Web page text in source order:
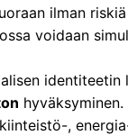
ilman riskiä
voidaan
identiteetin
hyväksyminen.
,